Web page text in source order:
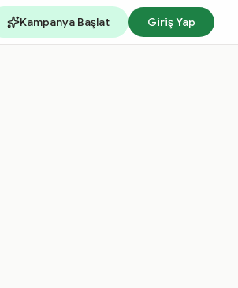
Kampanya Başlat Giriş Yap